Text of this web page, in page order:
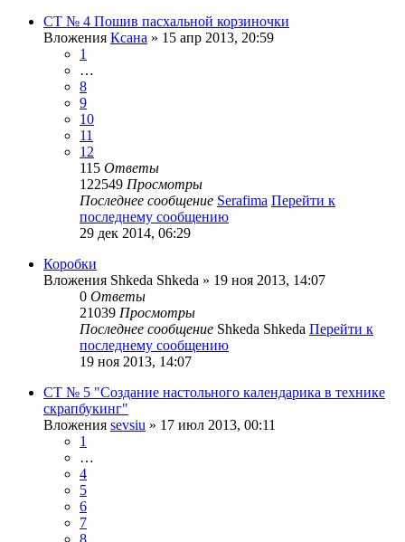
СТ № 4 Пошив пасхальной корзиночки
Вложения Ксана » 15 апр 2013, 20:59
1
…
8
9
10
11
12
115 Ответы
122549 Просмотры
Последнее сообщение Serafima Перейти к
последнему сообщению
29 дек 2014, 06:29
Коробки
Вложения Shkeda Shkeda » 19 ноя 2013, 14:07
0 Ответы
21039 Просмотры
Последнее сообщение Shkeda Shkeda Перейти к
последнему сообщению
19 ноя 2013, 14:07
СТ № 5 "Создание настольного календарика в технике
скрапбукинг"
Вложения sevsiu » 17 июл 2013, 00:11
1
…
4
5
6
7